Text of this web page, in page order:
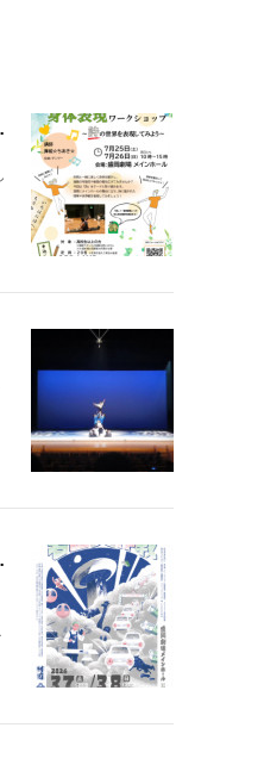
してみよう〜」
Ⅲ 岩山大作戦」